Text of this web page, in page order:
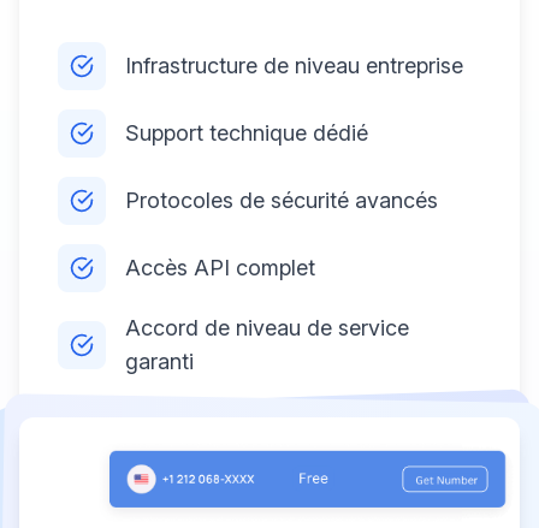
Infrastructure de niveau entreprise
Support technique dédié
Protocoles de sécurité avancés
Accès API complet
Accord de niveau de service
garanti